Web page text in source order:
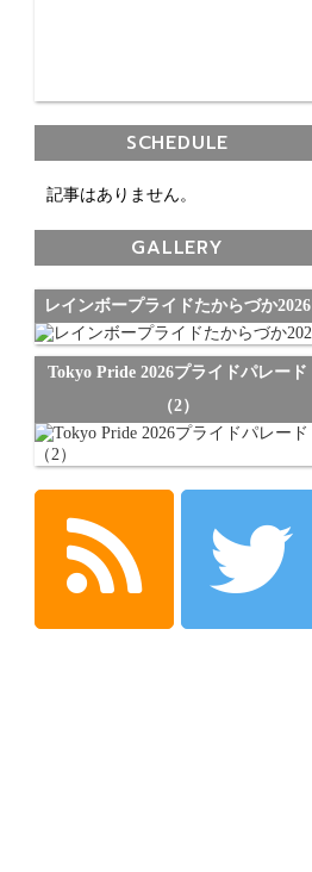
SCHEDULE
記事はありません。
GALLERY
レインボープライドたからづか2026
Tokyo Pride 2026プライドパレード
（2）